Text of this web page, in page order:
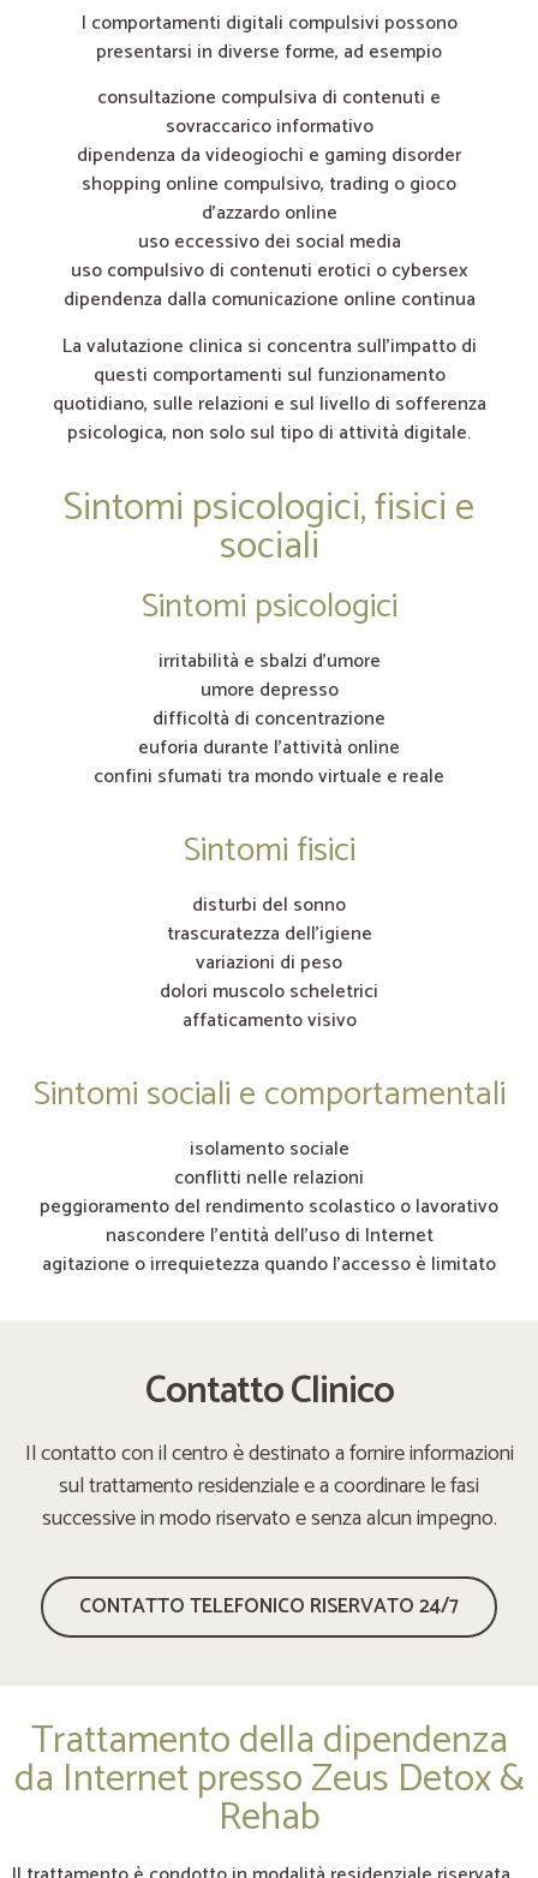
I comportamenti digitali compulsivi possono
presentarsi in diverse forme, ad esempio
consultazione compulsiva di contenuti e
sovraccarico informativo
dipendenza da videogiochi e gaming disorder
shopping online compulsivo, trading o gioco
d’azzardo online
uso eccessivo dei social media
uso compulsivo di contenuti erotici o cybersex
dipendenza dalla comunicazione online continua
La valutazione clinica si concentra sull’impatto di
questi comportamenti sul funzionamento
quotidiano, sulle relazioni e sul livello di sofferenza
psicologica, non solo sul tipo di attività digitale.
Sintomi psicologici, fisici e
sociali
Sintomi psicologici
irritabilità e sbalzi d’umore
umore depresso
difficoltà di concentrazione
euforia durante l’attività online
confini sfumati tra mondo virtuale e reale
Sintomi fisici
disturbi del sonno
trascuratezza dell’igiene
variazioni di peso
dolori muscolo scheletrici
affaticamento visivo
Sintomi sociali e comportamentali
isolamento sociale
conflitti nelle relazioni
peggioramento del rendimento scolastico o lavorativo
nascondere l’entità dell’uso di Internet
agitazione o irrequietezza quando l’accesso è limitato
Contatto Clinico
Il contatto con il centro è destinato a fornire informazioni
sul trattamento residenziale e a coordinare le fasi
successive in modo riservato e senza alcun impegno.
CONTATTO TELEFONICO RISERVATO 24/7
Trattamento della dipendenza
da Internet presso Zeus Detox &
Rehab